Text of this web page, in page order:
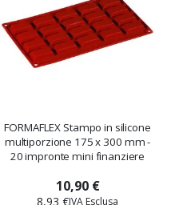
FORMAFLEX Stampo in silicone
multiporzione 175 x 300 mm -
20 impronte mini finanziere
10,90 €
8,93 €